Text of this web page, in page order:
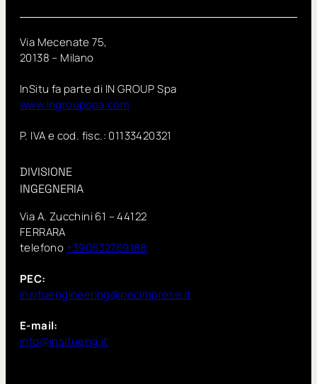
Via Mecenate 75,
20138 – Milano
InSitu fa parte di IN GROUP Spa
www.ingroupspa.com
P. IVA e cod. fisc.: 01133420321
DIVISIONE
INGEGNERIA
Via A. Zucchini 61 – 44122
FERRARA
telefono +390532769188
PEC:
insituengineering@pecimprese.it
E-mail:
info@insitueng.it